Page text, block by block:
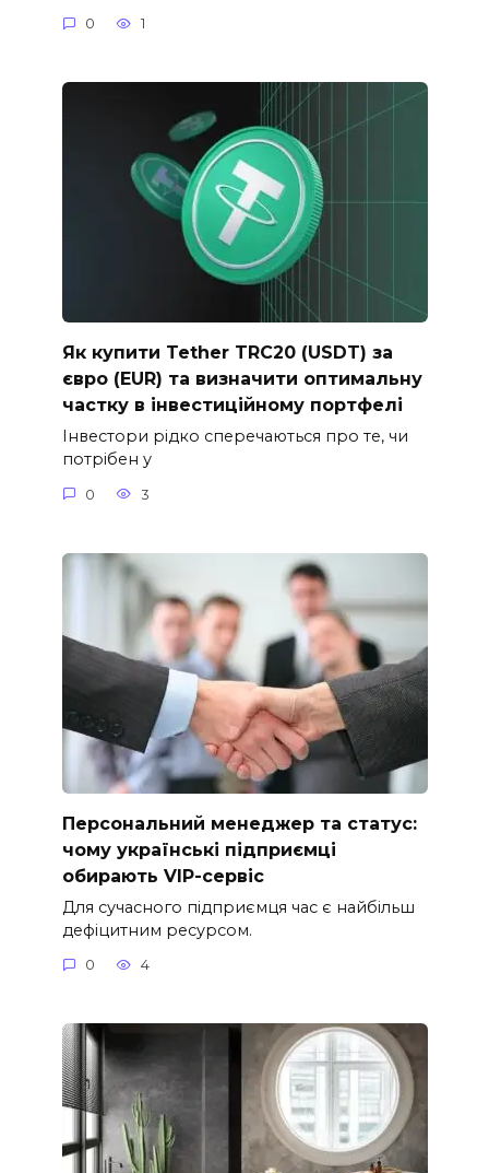
0 1
Як купити Tether TRC20 (USDT) за
євро (EUR) та визначити оптимальну
частку в інвестиційному портфелі
Інвестори рідко сперечаються про те, чи
потрібен у
0 3
Персональний менеджер та статус:
чому українські підприємці
обирають VIP-сервіс
Для сучасного підприємця час є найбільш
дефіцитним ресурсом.
0 4